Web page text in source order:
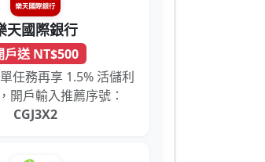
天國際銀行
戶送 NT$500
任務再享 1.5% 活儲利
開戶輸入推薦序號：
CGJ3X2